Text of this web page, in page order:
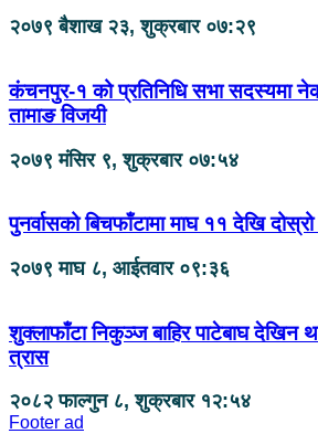
२०७९ बैशाख २३, शुक्रबार ०७:२९
कंचनपुर-१ को प्रतिनिधि सभा सदस्यमा
तामाङ विजयी
२०७९ मंसिर ९, शुक्रबार ०७:५४
पुनर्वासको बिचफाँटामा माघ ११ देखि
२०७९ माघ ८, आईतवार ०९:३६
शुक्लाफाँटा निकुञ्ज बाहिर पाटेबाघ देखिन
त्रास
२०८२ फाल्गुन ८, शुक्रबार १२:५४
Footer ad